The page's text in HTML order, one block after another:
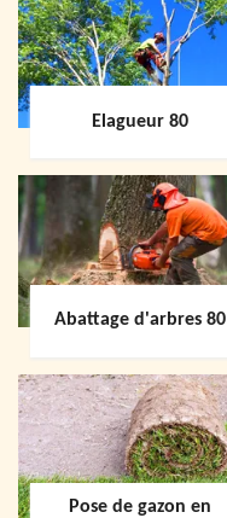
Elagueur 80
Abattage d'arbres 80
Pose de gazon en